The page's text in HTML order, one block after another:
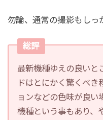
勿論、通常の撮影もしっ
総評
最新機種ゆえの良いと
ドはとにかく驚くべき
ョンなどの色味が良い
機種という事もあり、